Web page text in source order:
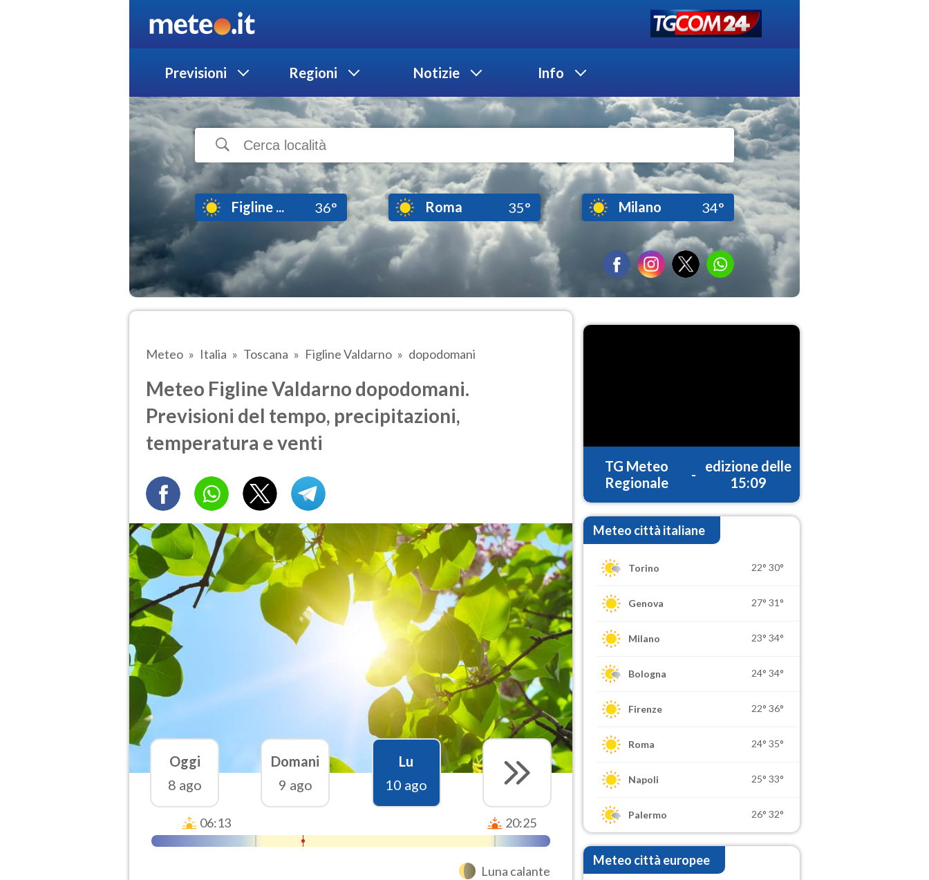
Previsioni Regioni Notizie Info
Figline ... 36° Roma 35° Milano 34°
Meteo Italia Toscana Figline Valdarno dopodomani
Meteo Figline Valdarno dopodomani.
Previsioni del tempo, precipitazioni,
temperatura e venti
Oggi
8 ago
Domani
9 ago
Lu
10 ago
06:13 20:25
Luna calante
TG Meteo
Regionale
-
edizione delle
15:09
Meteo città italiane
Torino 22° 30°
Genova 27° 31°
Milano 23° 34°
Bologna 24° 34°
Firenze 22° 36°
Roma 24° 35°
Napoli 25° 33°
Palermo 26° 32°
Meteo città europee